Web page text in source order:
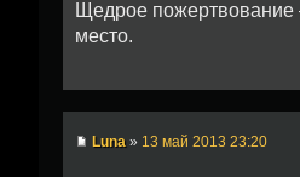
Щедрое
место.
Luna » 13 май 2013 23:20